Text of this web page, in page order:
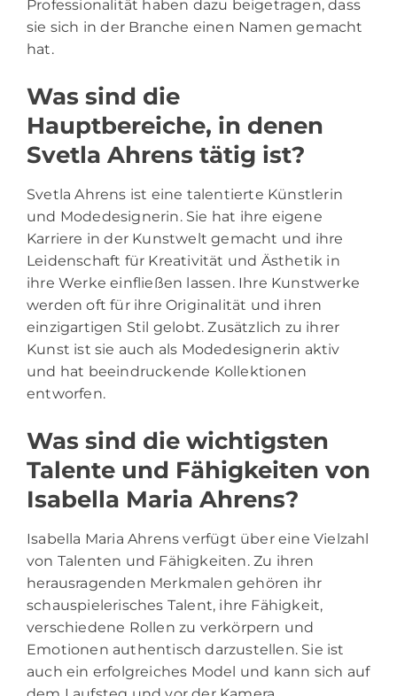
Professionalität haben dazu beigetragen, dass
sie sich in der Branche einen Namen gemacht
hat.
Was sind die
Hauptbereiche, in denen
Svetla Ahrens tätig ist?
Svetla Ahrens ist eine talentierte Künstlerin
und Modedesignerin. Sie hat ihre eigene
Karriere in der Kunstwelt gemacht und ihre
Leidenschaft für Kreativität und Ästhetik in
ihre Werke einfließen lassen. Ihre Kunstwerke
werden oft für ihre Originalität und ihren
einzigartigen Stil gelobt. Zusätzlich zu ihrer
Kunst ist sie auch als Modedesignerin aktiv
und hat beeindruckende Kollektionen
entworfen.
Was sind die wichtigsten
Talente und Fähigkeiten von
Isabella Maria Ahrens?
Isabella Maria Ahrens verfügt über eine Vielzahl
von Talenten und Fähigkeiten. Zu ihren
herausragenden Merkmalen gehören ihr
schauspielerisches Talent, ihre Fähigkeit,
verschiedene Rollen zu verkörpern und
Emotionen authentisch darzustellen. Sie ist
auch ein erfolgreiches Model und kann sich auf